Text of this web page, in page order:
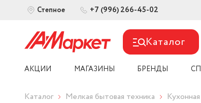
Степное +7 (996) 266-45-02
Каталог
АКЦИИ МАГАЗИНЫ БРЕНДЫ
Каталог Мелкая бытовая техника